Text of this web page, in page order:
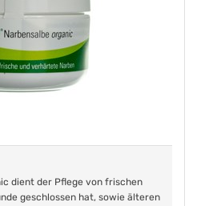
dient der Pflege von frischen
geschlossen hat, sowie älteren